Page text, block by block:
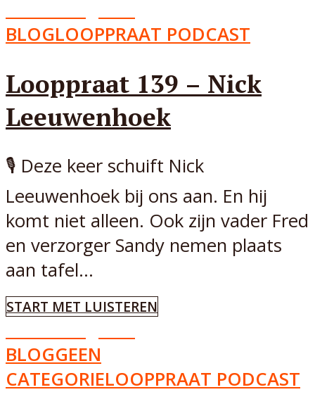
BLOGLOOPPRAAT PODCAST
Looppraat 139 – Nick
Leeuwenhoek
🎙️ Deze keer schuift Nick
Leeuwenhoek bij ons aan. En hij
komt niet alleen. Ook zijn vader Fred
en verzorger Sandy nemen plaats
aan tafel...
START MET LUISTEREN
BLOGGEEN
CATEGORIELOOPPRAAT PODCAST